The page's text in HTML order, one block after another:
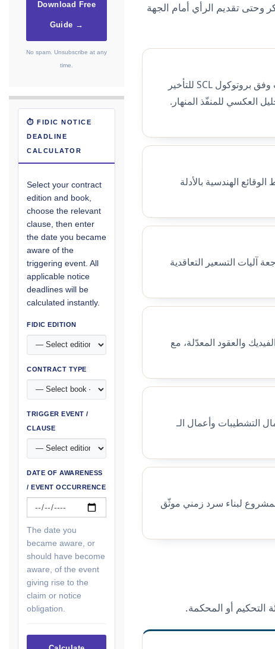
وحتى تقديم الرأي أمام الجهة
تحليل أسباب التأخير وأثرها على البرنامج الزمني والمسار الحرج، وتقييم أحقية تمديد الوقت وفق بروتوكول SCL للتأخير
والتحليل العكسي للمنفّذ المنهار.
الهندسية بالأدلة
آليات التسعير التعاقدية
والعقود المعدّلة، مع
التشطيبات وأعمال الـ
لبناء سرد زمني موثّق
التحكيم أو المحكمة.
Download Free
Guide →
No spam. Unsubscribe at any
time.
⏱ FIDIC NOTICE
DEADLINE
CALCULATOR
Select your contract
edition and book,
choose the relevant
clause, then enter
the date you became
aware of the
triggering event. All
applicable notice
deadlines will be
calculated instantly.
FIDIC EDITION
CONTRACT TYPE
TRIGGER EVENT /
CLAUSE
DATE OF AWARENESS
/ EVENT OCCURRENCE
The date you
became aware, or
should have become
aware, of the event
giving rise to the
claim or notice
obligation.